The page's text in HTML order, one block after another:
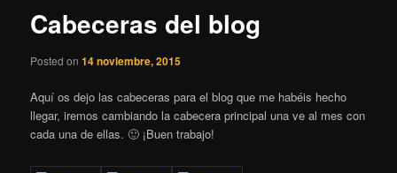
Cabeceras del blog
Posted on14 noviembre, 2015
Aquí os dejo las cabeceras para el blog que me habéis hecho
llegar, iremos cambiando la cabecera principal una ve al mes con
cada una de ellas. 🙂 ¡Buen trabajo!